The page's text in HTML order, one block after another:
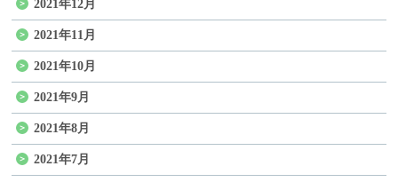
2021年12月
2021年11月
2021年10月
2021年9月
2021年8月
2021年7月